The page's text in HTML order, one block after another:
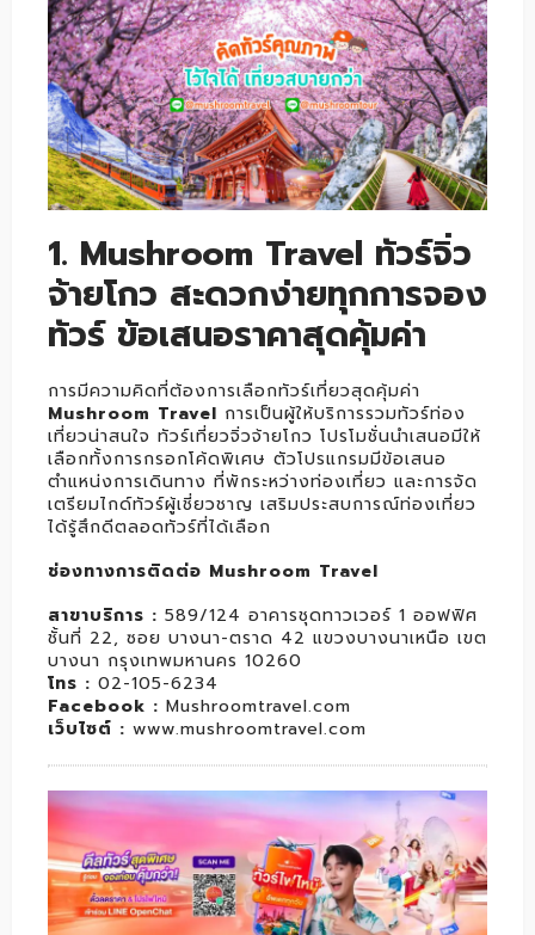
1. Mushroom Travel ทัวร์จิ่ว
จ้ายโกว สะดวกง่ายทุกการจอง
ทัวร์ ข้อเสนอราคาสุดคุ้มค่า
การมีความคิดที่ต้องการเลือกทัวร์เที่ยวสุดคุ้มค่า
Mushroom Travel การเป็นผู้ให้บริการรวมทัวร์ท่อง
เที่ยวน่าสนใจ ทัวร์เที่ยวจิ่วจ้ายโกว โปรโมชั่นนำเสนอมีให้
เลือกทั้งการกรอกโค้ดพิเศษ ตัวโปรแกรมมีข้อเสนอ
ตำแหน่งการเดินทาง ที่พักระหว่างท่องเที่ยว และการจัด
เตรียมไกด์ทัวร์ผู้เชี่ยวชาญ เสริมประสบการณ์ท่องเที่ยว
ได้รู้สึกดีตลอดทัวร์ที่ได้เลือก
ช่องทางการติดต่อ Mushroom Travel
สาขาบริการ : 589/124 อาคารชุดทาวเวอร์ 1 ออฟฟิศ
ชั้นที่ 22, ซอย บางนา-ตราด 42 แขวงบางนาเหนือ เขต
บางนา กรุงเทพมหานคร 10260
โทร : 02-105-6234
Facebook : Mushroomtravel.com
เว็บไซต์ : www.mushroomtravel.com